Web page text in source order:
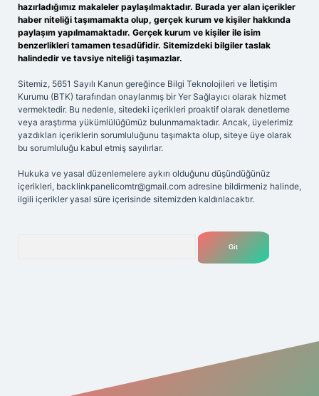
hazırladığımız makaleler paylaşılmaktadır. Burada yer alan içerikler
haber niteliği taşımamakta olup, gerçek kurum ve kişiler hakkında
paylaşım yapılmamaktadır. Gerçek kurum ve kişiler ile isim
benzerlikleri tamamen tesadüfidir. Sitemizdeki bilgiler taslak
halindedir ve tavsiye niteliği taşımazlar.
Sitemiz, 5651 Sayılı Kanun gereğince Bilgi Teknolojileri ve İletişim
Kurumu (BTK) tarafından onaylanmış bir Yer Sağlayıcı olarak hizmet
vermektedir. Bu nedenle, sitedeki içerikleri proaktif olarak denetleme
veya araştırma yükümlülüğümüz bulunmamaktadır. Ancak, üyelerimiz
yazdıkları içeriklerin sorumluluğunu taşımakta olup, siteye üye olarak
bu sorumluluğu kabul etmiş sayılırlar.
Hukuka ve yasal düzenlemelere aykırı olduğunu düşündüğünüz
içerikleri, backlinkpanelicomtr@gmail.com adresine bildirmeniz halinde,
ilgili içerikler yasal süre içerisinde sitemizden kaldırılacaktır.